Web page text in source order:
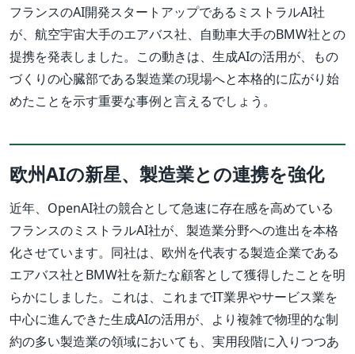
フランスのAI開発スタートアップであるミストラルAI社
が、航空宇宙大手のエアバス社、自動車大手のBMW社との
提携を発表しました。この動きは、生成AIの活用が、もの
づくりの心臓部である製造業の現場へと本格的に広がり始
めたことを示す重要な事例と言えるでしょう。
欧州AIの新星、製造業との連携を強化
近年、OpenAI社の競合として急速に存在感を高めている
フランスのミストラルAI社が、製造業分野への進出を本格
化させています。同社は、欧州を代表する製造企業である
エアバス社とBMW社を新たな顧客として獲得したことを明
らかにしました。これは、これまでIT業界やサービス業を
中心に進んできた生成AIの活用が、より複雑で物理的な制
約の多い製造業の領域においても、実用段階に入りつつあ